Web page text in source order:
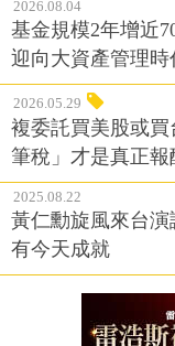
2026.08.04
基金規模2年增近
迎向大資產管理時
2026.05.29
複委託買美股或
筆稅」才是真正報
2025.08.22
黃仁勳旋風來台
有今天成就